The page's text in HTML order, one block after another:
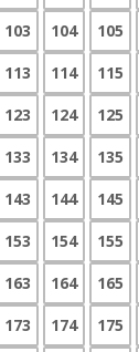
103 104 105
113 114 115
123 124 125
133 134 135
143 144 145
153 154 155
163 164 165
173 174 175